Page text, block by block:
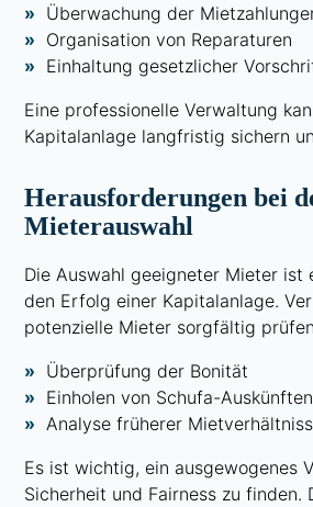
Überwachung der
Organisation von Reparaturen
Einhaltung gesetzlicher
Eine professionelle Verwaltung
Kapitalanlage langfristig sichern
Herausforderungen bei
Mieterauswahl
Die Auswahl geeigneter Mieter ist
den Erfolg einer Kapitalanlage.
potenzielle Mieter sorgfältig
Überprüfung der Bonität
Einholen von Schufa-Auskünften
Analyse früherer
Es ist wichtig, ein ausgewogenes
Sicherheit und Fairness zu finden.